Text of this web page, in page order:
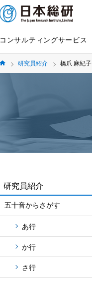
コンサルティングサービス
研究員紹介 橋爪 麻紀子
研究員紹介
五十音からさがす
あ行
か行
さ行